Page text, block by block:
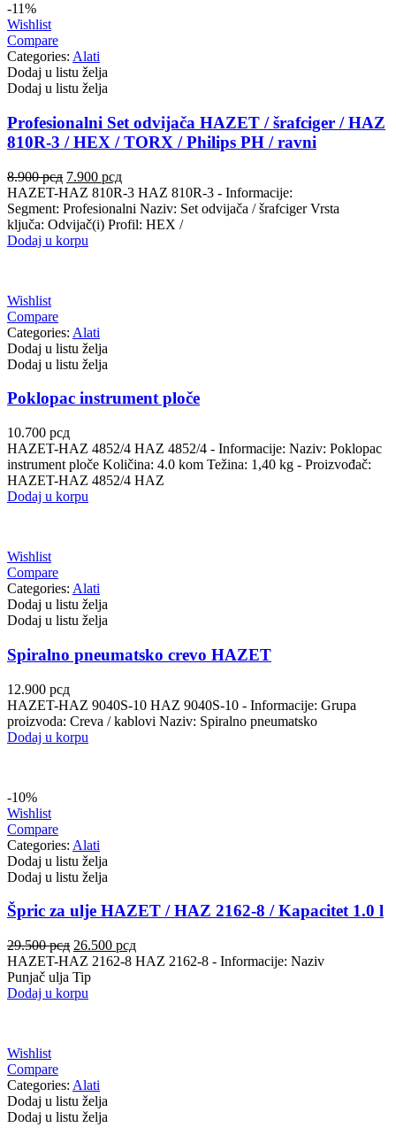
-11%
Wishlist
Compare
Categories: Alati
Dodaj u listu želja
Dodaj u listu želja
Profesionalni Set odvijača HAZET / šrafciger / HAZ
810R-3 / HEX / TORX / Philips PH / ravni
8.900рсд Originalna
cena
je
bila:
8.900 рсд.
7.900 рсдTrenutna
cena
je:
7.900 рсд.
HAZET-HAZ 810R-3 HAZ 810R-3 - Informacije:
Segment: Profesionalni Naziv: Set odvijača / šrafciger Vrsta
ključa: Odvijač(i) Profil: HEX /
Dodaj u korpu
Wishlist
Compare
Categories: Alati
Dodaj u listu želja
Dodaj u listu želja
Poklopac instrument ploče
10.700 рсд
HAZET-HAZ 4852/4 HAZ 4852/4 - Informacije: Naziv: Poklopac
instrument ploče Količina: 4.0 kom Težina: 1,40 kg - Proizvođač:
HAZET-HAZ 4852/4 HAZ
Dodaj u korpu
Wishlist
Compare
Categories: Alati
Dodaj u listu želja
Dodaj u listu želja
Spiralno pneumatsko crevo HAZET
12.900 рсд
HAZET-HAZ 9040S-10 HAZ 9040S-10 - Informacije: Grupa
proizvoda: Creva / kablovi Naziv: Spiralno pneumatsko
Dodaj u korpu
-10%
Wishlist
Compare
Categories: Alati
Dodaj u listu želja
Dodaj u listu želja
Špric za ulje HAZET / HAZ 2162-8 / Kapacitet 1.0 l
29.500рсд Originalna
cena
je
bila:
26.500 рсдTrenutna
cena
HAZET-HAZ 2162-8 HAZ 2162-8 - Informacije: Naziv
Punjač ulja Tip
Dodaj u korpu
Wishlist
Compare
Categories: Alati
Dodaj u listu želja
Dodaj u listu želja